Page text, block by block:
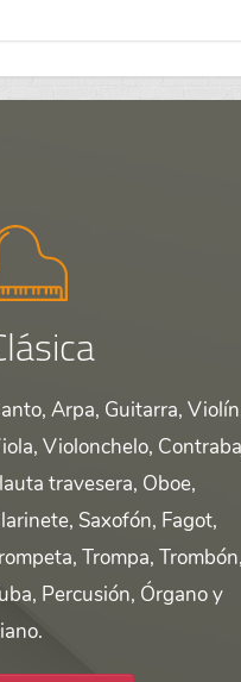
Arpa, Guitarra,
Violonchelo,
travesera, Oboe,
Saxofón, Fagot,
Trompa, Trombón,
Percusión, Órgano y